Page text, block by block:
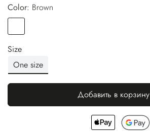
Color:
brown
Size
One size
Добавить в корзину